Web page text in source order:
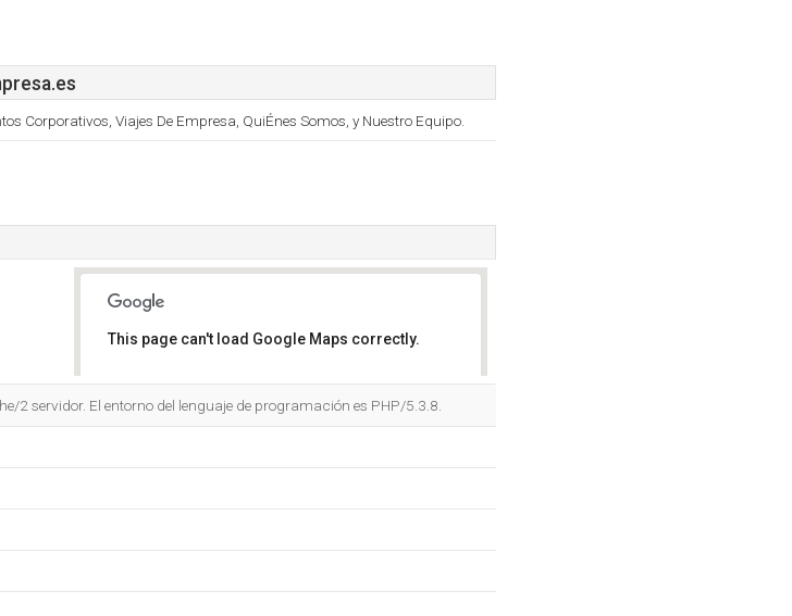
Corporativos, Viajes De Empresa, QuiÉnes Somos, y Nuestro Equipo.
This page can't load Google Maps correctly.
2 servidor. El entorno del lenguaje de programación es PHP/5.3.8.